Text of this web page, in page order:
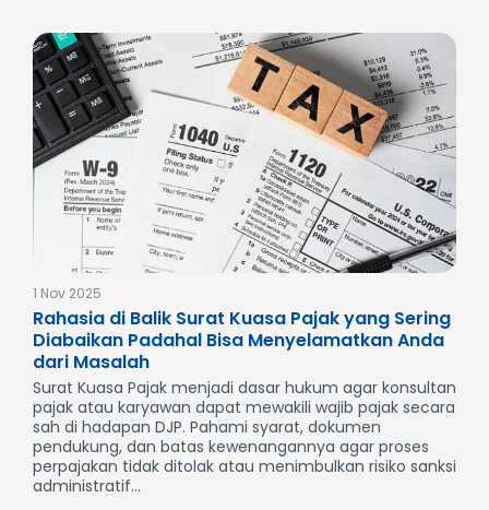
1 Nov 2025
Rahasia di Balik Surat Kuasa Pajak yang Sering
Diabaikan Padahal Bisa Menyelamatkan Anda
dari Masalah
Surat Kuasa Pajak menjadi dasar hukum agar konsultan
pajak atau karyawan dapat mewakili wajib pajak secara
sah di hadapan DJP. Pahami syarat, dokumen
pendukung, dan batas kewenangannya agar proses
perpajakan tidak ditolak atau menimbulkan risiko sanksi
administratif...